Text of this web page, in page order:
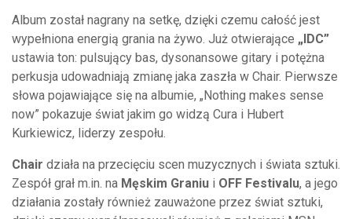
Album został nagrany na setkę, dzięki czemu całość jest
wypełniona energią grania na żywo. Już otwierające „IDC”
ustawia ton: pulsujący bas, dysonansowe gitary i potężna
perkusja udowadniają zmianę jaka zaszła w Chair. Pierwsze
słowa pojawiające się na albumie, „Nothing makes sense
now” pokazuje świat jakim go widzą Cura i Hubert
Kurkiewicz, liderzy zespołu.
Chair działa na przecięciu scen muzycznych i świata sztuki.
Zespół grał m.in. na Męskim Graniu i OFF Festivalu, a jego
działania zostały również zauważone przez świat sztuki,